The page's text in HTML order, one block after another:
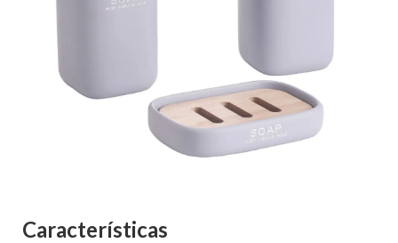
Características